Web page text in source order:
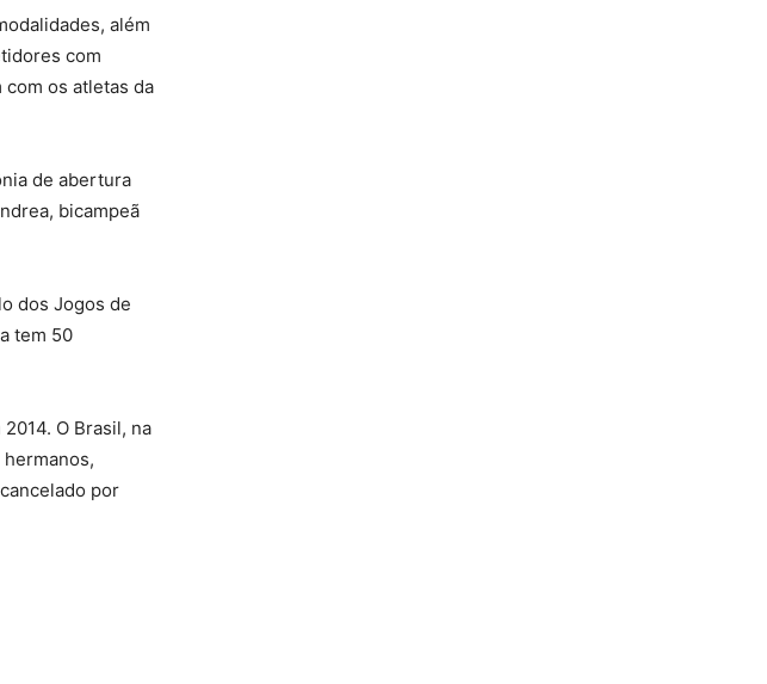
além
com
os atletas da
de abertura
bicampeã
dos Jogos de
tem 50
O Brasil, na
por